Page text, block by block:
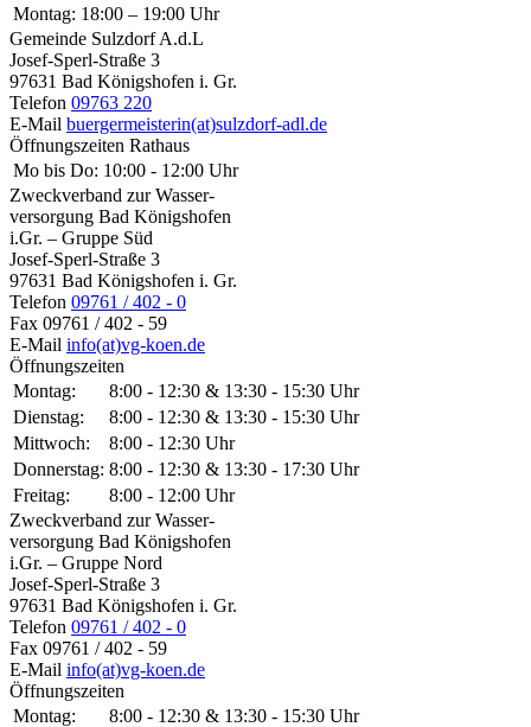
Montag: 18:00 – 19:00 Uhr
Gemeinde Sulzdorf A.d.L
Josef-Sperl-Straße 3
97631 Bad Königshofen i. Gr.
Telefon 09763 220
E-Mail buergermeisterin(at)sulzdorf-adl.de
Öffnungszeiten Rathaus
Mo bis Do: 10:00 - 12:00 Uhr
Zweckverband zur Wasser-
versorgung Bad Königshofen
i.Gr. – Gruppe Süd
Josef-Sperl-Straße 3
97631 Bad Königshofen i. Gr.
Telefon 09761 / 402 - 0
Fax 09761 / 402 - 59
E-Mail info(at)vg-koen.de
Öffnungszeiten
Montag:
8:00 - 12:30 & 13:30 - 15:30 Uhr
Dienstag:
8:00 - 12:30 & 13:30 - 15:30 Uhr
Mittwoch:
8:00 - 12:30 Uhr
Donnerstag: 8:00 - 12:30 & 13:30 - 17:30 Uhr
Freitag:
8:00 - 12:00 Uhr
Zweckverband zur Wasser-
versorgung Bad Königshofen
i.Gr. – Gruppe Nord
Josef-Sperl-Straße 3
97631 Bad Königshofen i. Gr.
Telefon 09761 / 402 - 0
Fax 09761 / 402 - 59
E-Mail info(at)vg-koen.de
Öffnungszeiten
Montag:
8:00 - 12:30 & 13:30 - 15:30 Uhr